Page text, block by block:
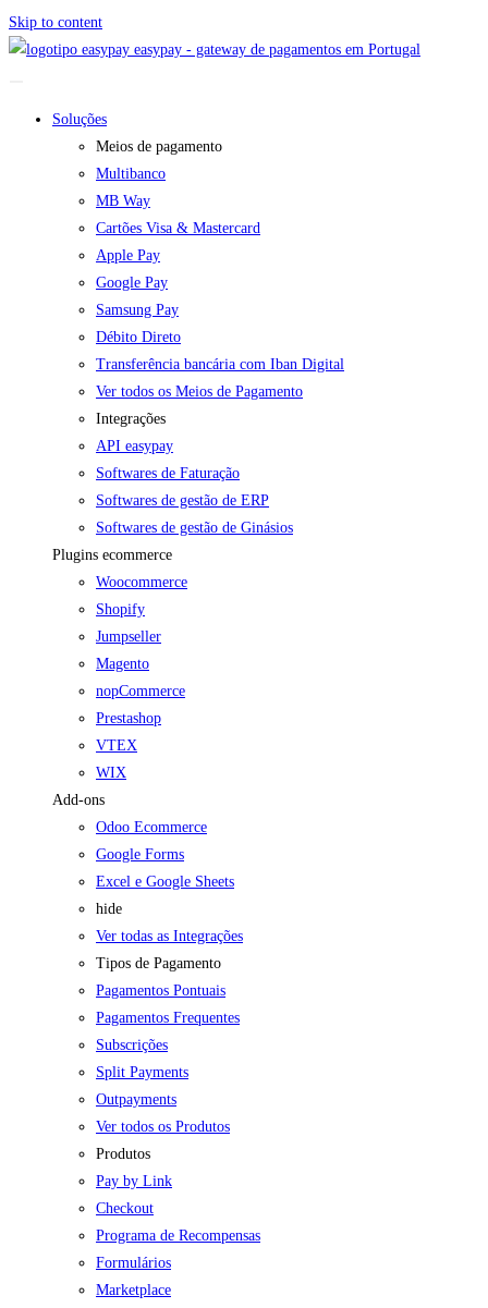
Skip to content
easypay - gateway de pagamentos em Portugal
Soluções
Meios de pagamento
Multibanco
MB Way
Cartões Visa & Mastercard
Apple Pay
Google Pay
Samsung Pay
Débito Direto
Transferência bancária com Iban Digital
Ver todos os Meios de Pagamento
Integrações
API easypay
Softwares de Faturação
Softwares de gestão de ERP
Softwares de gestão de Ginásios
Plugins ecommerce
Woocommerce
Shopify
Jumpseller
Magento
nopCommerce
Prestashop
VTEX
WIX
Add-ons
Odoo Ecommerce
Google Forms
Excel e Google Sheets
hide
Ver todas as Integrações
Tipos de Pagamento
Pagamentos Pontuais
Pagamentos Frequentes
Subscrições
Split Payments
Outpayments
Ver todos os Produtos
Produtos
Pay by Link
Checkout
Programa de Recompensas
Formulários
Marketplace